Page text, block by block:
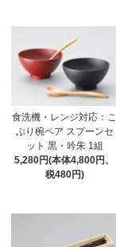
食洗機・レンジ対応：こ
ぶり椀ペア スプーンセ
ット 黒・吟朱 1組
5,280円(本体4,800円、
税480円)